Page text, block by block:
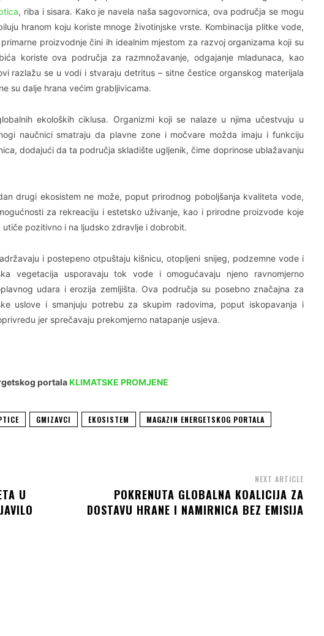
, riba i sisara. Kako je navela naša sagovornica, ova područja se mogu
hranom koju koriste mnoge životinjske vrste. Kombinacija plitke vode,
proizvodnje čini ih idealnim mjestom za razvoj organizama koji su
koriste ova područja za razmnožavanje, odgajanje mladunaca, kao
razlažu se u vodi i stvaraju detritus – sitne čestice organskog materijala
su dalje hrana većim grabljivicama.
ekoloških ciklusa. Organizmi koji se nalaze u njima učestvuju u
naučnici smatraju da plavne zone i močvare možda imaju i funkciju
dodajući da ta područja skladište ugljenik, čime doprinose ublažavanju
drugi ekosistem ne može, poput prirodnog poboljšanja kvaliteta vode,
za rekreaciju i estetsko uživanje, kao i prirodne proizvode koje
pozitivno i na ljudsko zdravlje i dobrobit.
i postepeno otpuštaju kišnicu, otopljeni snijeg, podzemne vode i
vegetacija usporavaju tok vode i omogućavaju njeno ravnomjerno
udara i erozija zemljišta. Ova područja su posebno značajna za
uslove i smanjuju potrebu za skupim radovima, poput iskopavanja i
jer sprečavaju prekomjerno natapanje usjeva.
portalaKLIMATSKE PROMJENE
GMIZAVCI EKOSISTEM
MAGAZIN ENERGETSKOG PORTALA
U
NEXT ARTICLE
POKRENUTA GLOBALNA KOALICIJA ZA
DOSTAVU HRANE I NAMIRNICA BEZ EMISIJA